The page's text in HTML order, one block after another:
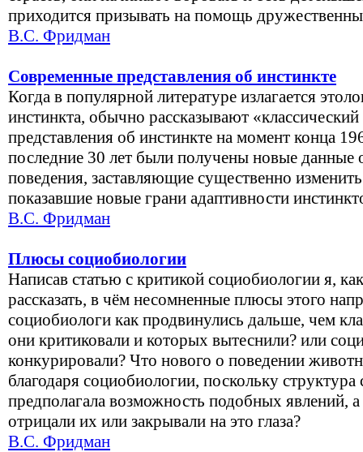
приходится призывать на помощь
В.С. Фридман
Современные представления об инстинкте
Когда в популярной литературе излагается
инстинкта, обычно рассказывают «классический
представления об инстинкте на момент конца
последние 30 лет были получены новые данные
поведения, заставляющие существенно
показавшие новые грани адаптивности
В.С. Фридман
Плюсы социобиологии
Написав статью с критикой социобиологии я,
рассказать, в чём несомненные плюсы этого
социобиологи как продвинулись дальше, чем
они критиковали и которых вытеснили? или
конкурировали? Что нового о поведении
благодаря социобиологии, поскольку
предполагала возможность подобных явлений,
отрицали их или закрывали на это глаза?
В.С. Фридман